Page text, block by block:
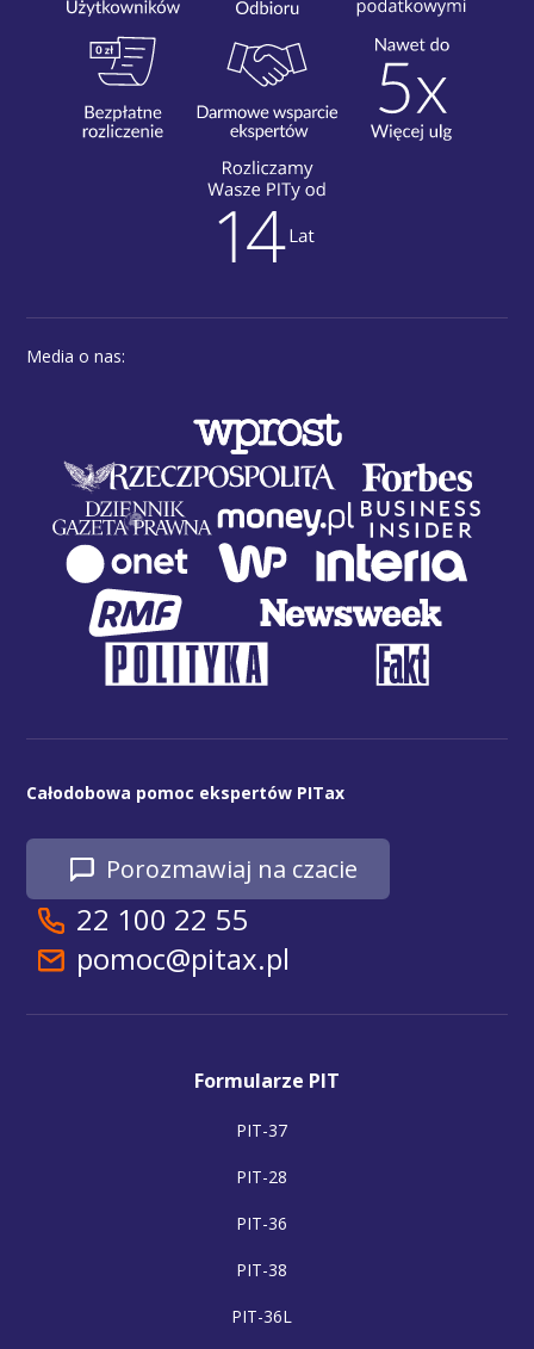
Media o nas:
Całodobowa pomoc ekspertów PITax
Porozmawiaj na czacie
22 100 22 55
pomoc@pitax.pl
Formularze PIT
PIT-37
PIT-28
PIT-36
PIT-38
PIT-36L